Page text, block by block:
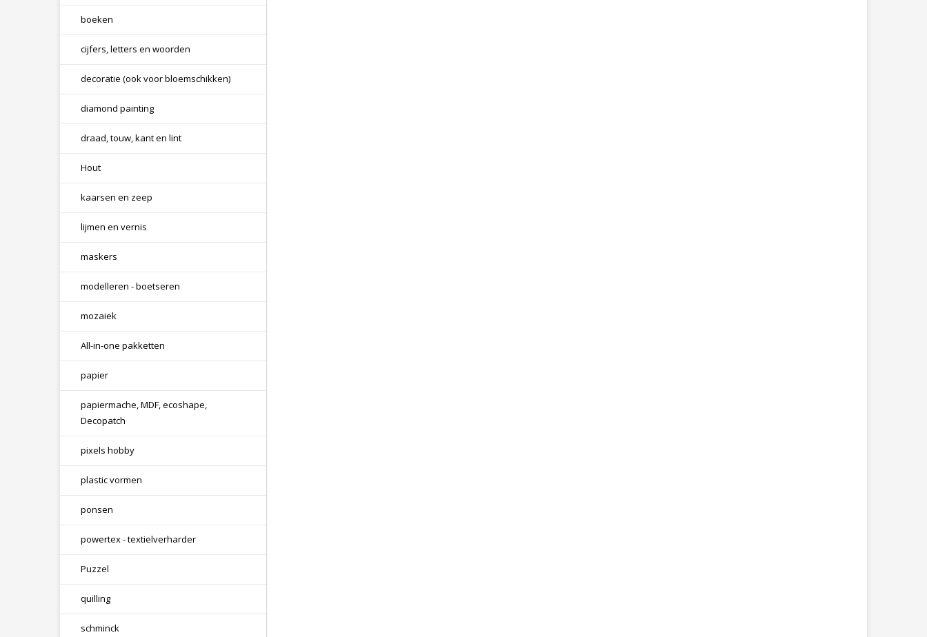
boeken
cijfers, letters en woorden
decoratie (ook voor bloemschikken)
diamond painting
draad, touw, kant en lint
Hout
kaarsen en zeep
lijmen en vernis
maskers
modelleren - boetseren
mozaiek
All-in-one pakketten
papier
papiermache, MDF, ecoshape,
Decopatch
pixels hobby
plastic vormen
ponsen
powertex - textielverharder
Puzzel
quilling
schminck